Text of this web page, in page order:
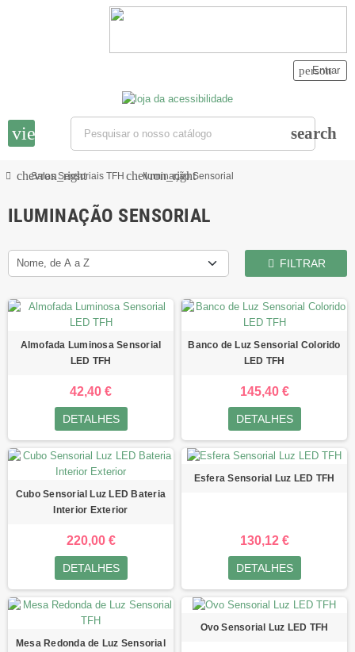
view_headline search
person
Entrar
chevron_right
Salas Sensoriais TFH chevron_right
Iluminação Sensorial
ILUMINAÇÃO SENSORIAL
Nome, de A a Z FILTRAR
Almofada Luminosa Sensorial
LED TFH
42,40 €
DETALHES
Banco de Luz Sensorial Colorido
LED TFH
145,40 €
DETALHES
Cubo Sensorial Luz LED Bateria
Interior Exterior
220,00 €
DETALHES
Esfera Sensorial Luz LED TFH
130,12 €
DETALHES
Mesa Redonda de Luz Sensorial
Ovo Sensorial Luz LED TFH